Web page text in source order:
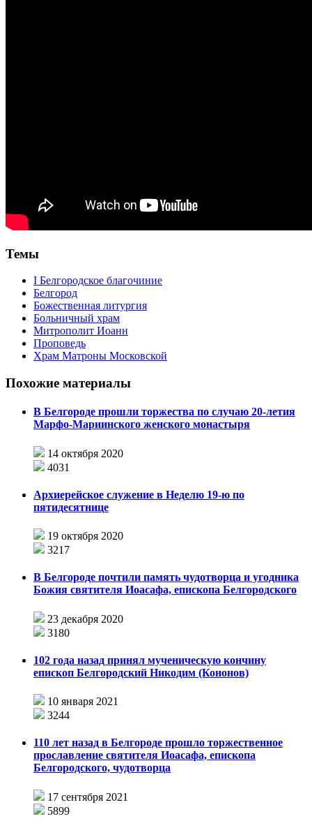
Темы
I Белгородское благочиние
Белгород
Божественная литургия
Больничный храм
Митрополит Иоанн
Проповедь
Храм Матроны Московской
Похожие материалы
В Белгороде прошли торжества по случаю 20-летия
Марфо-Мариинского женского монастыря
14 октября 2020
4031
Архиерейское служение в Неделю 19-ю по
пятидесятнице
19 октября 2020
3217
В Белгороде почтили память чудотворца и угодника
Божия святителя Иоасафа, епископа Белгородского
23 декабря 2020
3180
102 года назад принял мученическую кончину
епископ Белгородский Никодим (Кононов)
10 января 2021
3244
110 лет назад в Белгороде прошло торжественное
прославление святителя Иоасафа, епископа
Белгородского, чудотворца
17 сентября 2021
5899